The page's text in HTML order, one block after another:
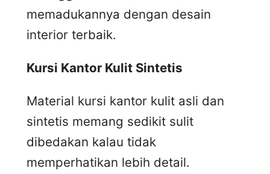
memadukannya dengan desain
interior terbaik.
Kursi Kantor Kulit Sintetis
Material kursi kantor kulit asli dan
sintetis memang sedikit sulit
dibedakan kalau tidak
memperhatikan lebih detail.